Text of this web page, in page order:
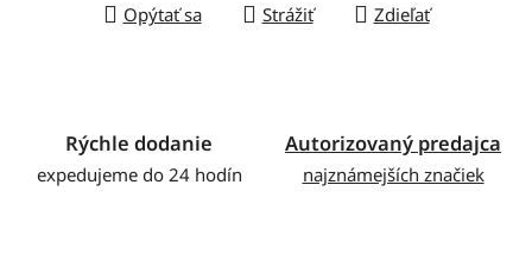
Opýtať sa Strážiť Zdieľať
Rýchle dodanie
expedujeme do 24 hodín
Autorizovaný predajca
najznámejších značiek